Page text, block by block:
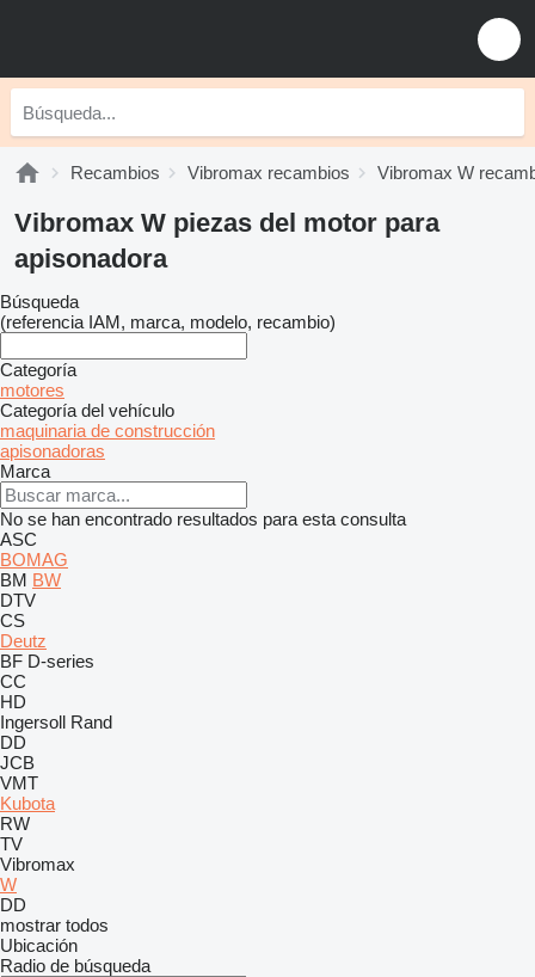
Recambios Vibromax recambios Vibromax W
Vibromax W piezas del motor para
apisonadora
Búsqueda
(referencia IAM, marca, modelo, recambio)
Categoría
motores
Categoría del vehículo
maquinaria de construcción
apisonadoras
Marca
No se han encontrado resultados para esta consulta
ASC
BOMAG
BM BW
DTV
CS
Deutz
BF D-series
CC
HD
Ingersoll Rand
DD
JCB
VMT
Kubota
RW
TV
Vibromax
W
DD
mostrar todos
Ubicación
Radio de búsqueda